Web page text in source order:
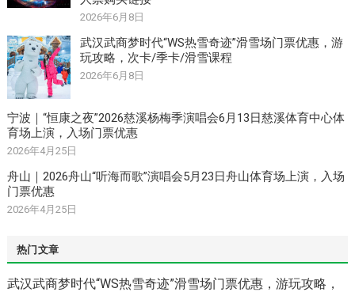
2026年6月8日
武汉武商梦时代“WS热雪奇迹”滑雪场门票优惠，游
玩攻略，次卡/季卡/滑雪课程
2026年6月8日
宁波｜“恒康之夜”2026慈溪杨梅季演唱会6月13日慈溪体育中心体
育场上演，入场门票优惠
2026年4月25日
舟山｜2026舟山“听海而歌”演唱会5月23日舟山体育场上演，入场
门票优惠
2026年4月25日
热门文章
武汉武商梦时代“WS热雪奇迹”滑雪场门票优惠，游玩攻略，